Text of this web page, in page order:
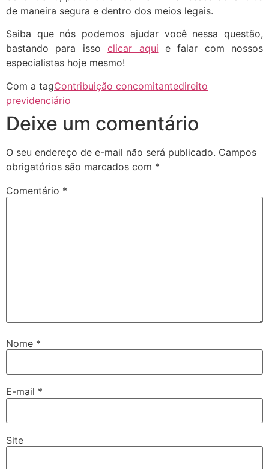
de maneira segura e dentro dos meios legais.
Saiba que nós podemos ajudar você nessa questão,
bastando para issoclicar aqui e falar com nossos
especialistas hoje mesmo!
Com a tagContribuição concomitantedireito
previdenciário
Deixe um comentário
O seu endereço de e-mail não será publicado. Campos
obrigatórios são marcados com *
Comentário *
Nome *
E-mail *
Site